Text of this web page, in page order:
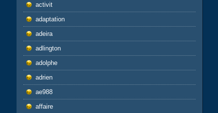
activit
adaptation
adeira
adlington
adolphe
adrien
ae988
affaire